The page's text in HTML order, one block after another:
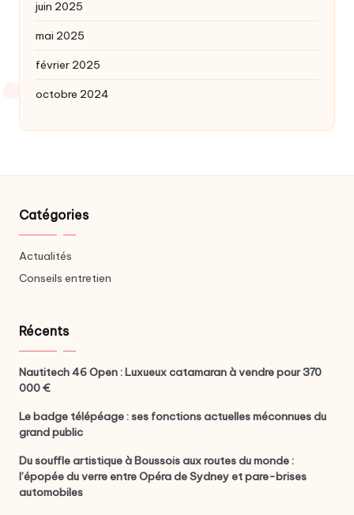
juin 2025
mai 2025
février 2025
octobre 2024
Catégories
Actualités
Conseils entretien
Récents
Nautitech 46 Open : Luxueux catamaran à vendre pour 370
000 €
Le badge télépéage : ses fonctions actuelles méconnues du
grand public
Du souffle artistique à Boussois aux routes du monde :
l’épopée du verre entre Opéra de Sydney et pare-brises
automobiles